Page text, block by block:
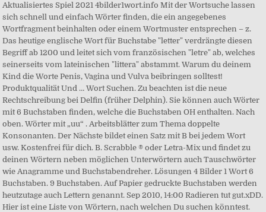
Aktualisiertes Spiel 2021 4bilder1wort.info Mit der Wortsuche lassen
sich schnell und einfach Wörter finden, die ein angegebenes
Wortfragment beinhalten oder einem Wortmuster entsprechen – z.
Das heutige englische Wort für Buchstabe "letter" verdrängte diesen
Begriff ab 1200 und leitet sich vom französischen "letre" ab, welches
seinerseits vom lateinischen "littera" abstammt. Warum du deinem
Kind die Worte Penis, Vagina und Vulva beibringen solltest!
Produktqualität Und … Wort Suchen. Zu beachten ist die neue
Rechtschreibung bei Delfin (früher Delphin). Sie können auch Wörter
mit 6 Buchstaben finden, welche die Buchstaben OH enthalten. Nach
oben. Wörter mit „uu“ . Arbeitsblätter zum Thema doppelte
Konsonanten. Der Nächste bildet einen Satz mit B bei jedem Wort
usw. Kostenfrei für dich. B. Scrabble ® oder Letra-Mix und findet zu
deinen Wörtern neben möglichen Unterwörtern auch Tauschwörter
wie Anagramme und Buchstabendreher. Lösungen 4 Bilder 1 Wort 6
Buchstaben. 9 Buchstaben. Auf Papier gedruckte Buchstaben werden
heutzutage auch Lettern genannt. Sep 2010, 14:00 Radieren tut gut.xDD.
Hier ist eine Liste von Wörtern, nach welchen Du suchen könntest.